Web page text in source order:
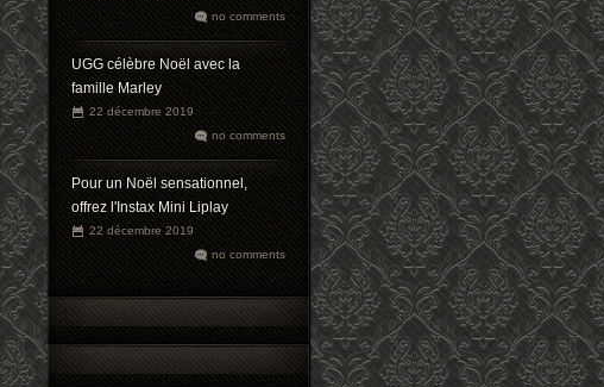
no comments
UGG célèbre Noël avec la
famille Marley
22 décembre 2019
no comments
Pour un Noël sensationnel,
offrez l'Instax Mini Liplay
22 décembre 2019
no comments